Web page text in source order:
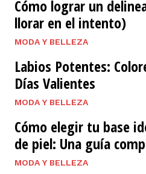
Cómo lograr un
llorar en el intento)
MODA Y BELLEZA
Labios Potentes:
Días Valientes
MODA Y BELLEZA
Cómo elegir tu base
de piel: Una guía
MODA Y BELLEZA